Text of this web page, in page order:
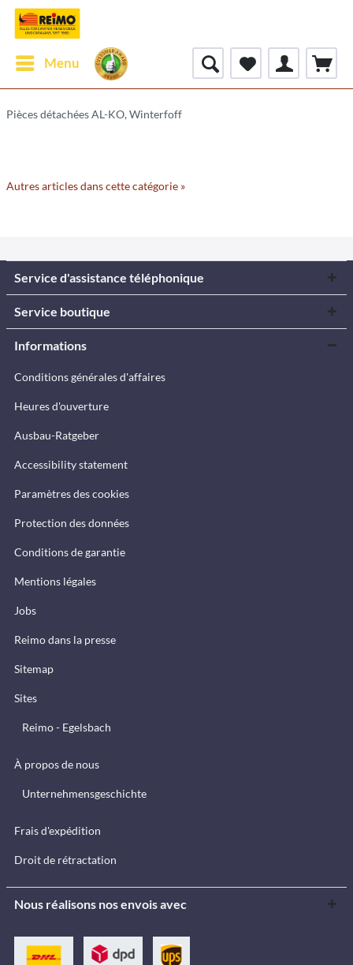
Menu
Pièces détachées AL-KO, Winterfoff
Autres articles dans cette catégorie »
Service d'assistance téléphonique
Service boutique
Informations
Conditions générales d'affaires
Heures d'ouverture
Ausbau-Ratgeber
Accessibility statement
Paramètres des cookies
Protection des données
Conditions de garantie
Mentions légales
Jobs
Reimo dans la presse
Sitemap
Sites
Reimo - Egelsbach
À propos de nous
Unternehmensgeschichte
Frais d'expédition
Droit de rétractation
Nous réalisons nos envois avec